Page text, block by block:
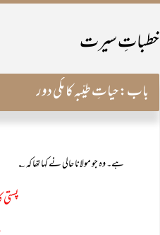
خطباتِ سیرت
باب:حیاتِ طیّبہ کا مکی دور
ہے۔ وہ جو مولانا حالی نے کہا تھا کہ ؎